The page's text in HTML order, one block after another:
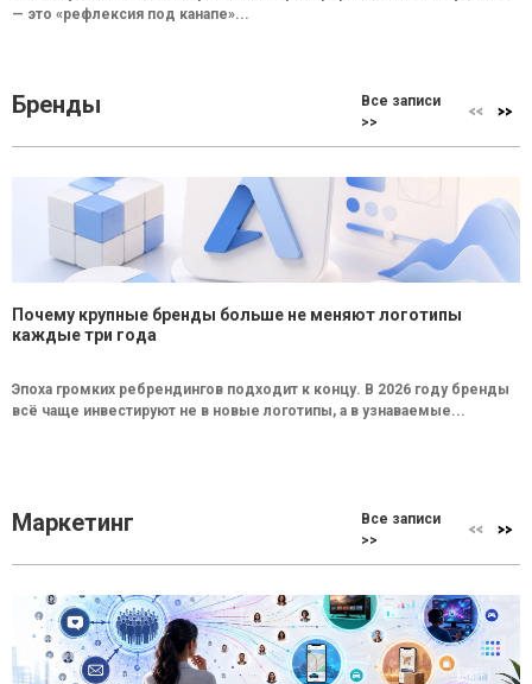
— это «рефлексия под канапе»...
Бренды
Все записи
>>
Почему крупные бренды больше не меняют логотипы
каждые три года
Эпоха громких ребрендингов подходит к концу. В 2026 году бренды
всё чаще инвестируют не в новые логотипы, а в узнаваемые...
Маркетинг
Все записи
>>